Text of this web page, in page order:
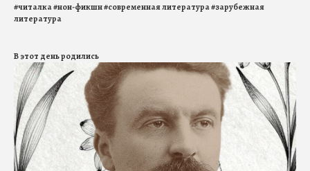
#читалка#нон-фикшн#современная литература#зарубежная
литература
В этот день родились